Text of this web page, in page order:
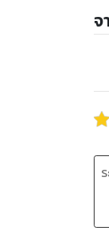
จ